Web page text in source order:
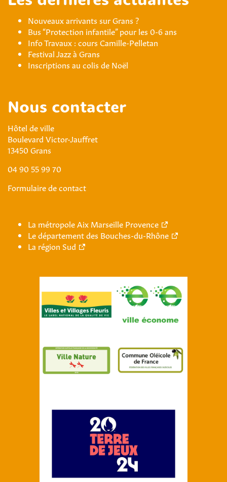
Nouveaux arrivants sur Grans ?
Bus “Protection infantile” pour les 0-6 ans
Info Travaux : cours Camille-Pelletan
Festival Jazz à Grans
Inscriptions au colis de Noël
Nous contacter
Hôtel de ville
Boulevard Victor-Jauffret
13450 Grans
04 90 55 99 70
Formulaire de contact
La métropole Aix Marseille Provence
Le département des Bouches-du-Rhône
La région Sud